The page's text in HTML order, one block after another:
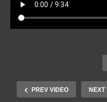
PREV VIDEO NEXT